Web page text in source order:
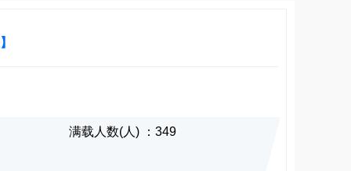
满载人数(人) ：349